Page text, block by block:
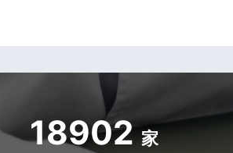
18902 家